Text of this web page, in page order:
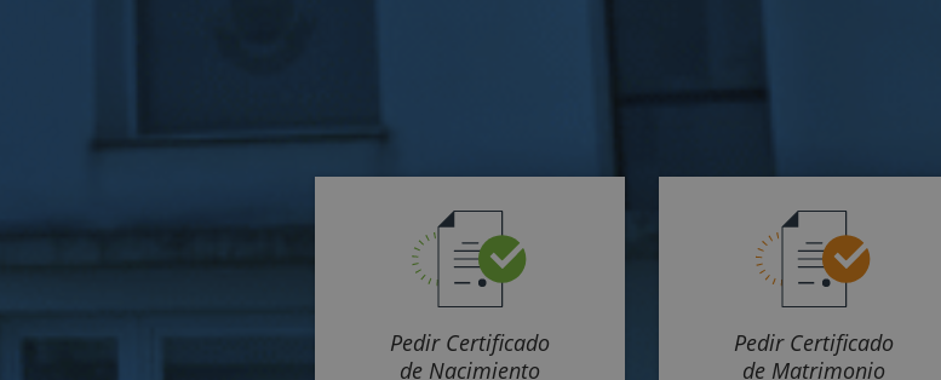
Pedir Certificado
de Nacimiento
Pedir Certificado
de Matrimonio